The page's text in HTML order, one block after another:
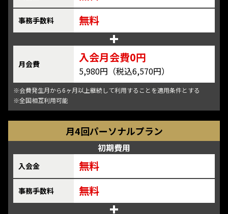
事務手数料 無料
月会費 入会月会費0円
5,980円（税込6,570円）
※会費発生月から6ヶ月以上継続して利用することを適用条件とする
※全国相互利用可能
月4回パーソナルプラン
初期費用
入会金 無料
事務手数料 無料